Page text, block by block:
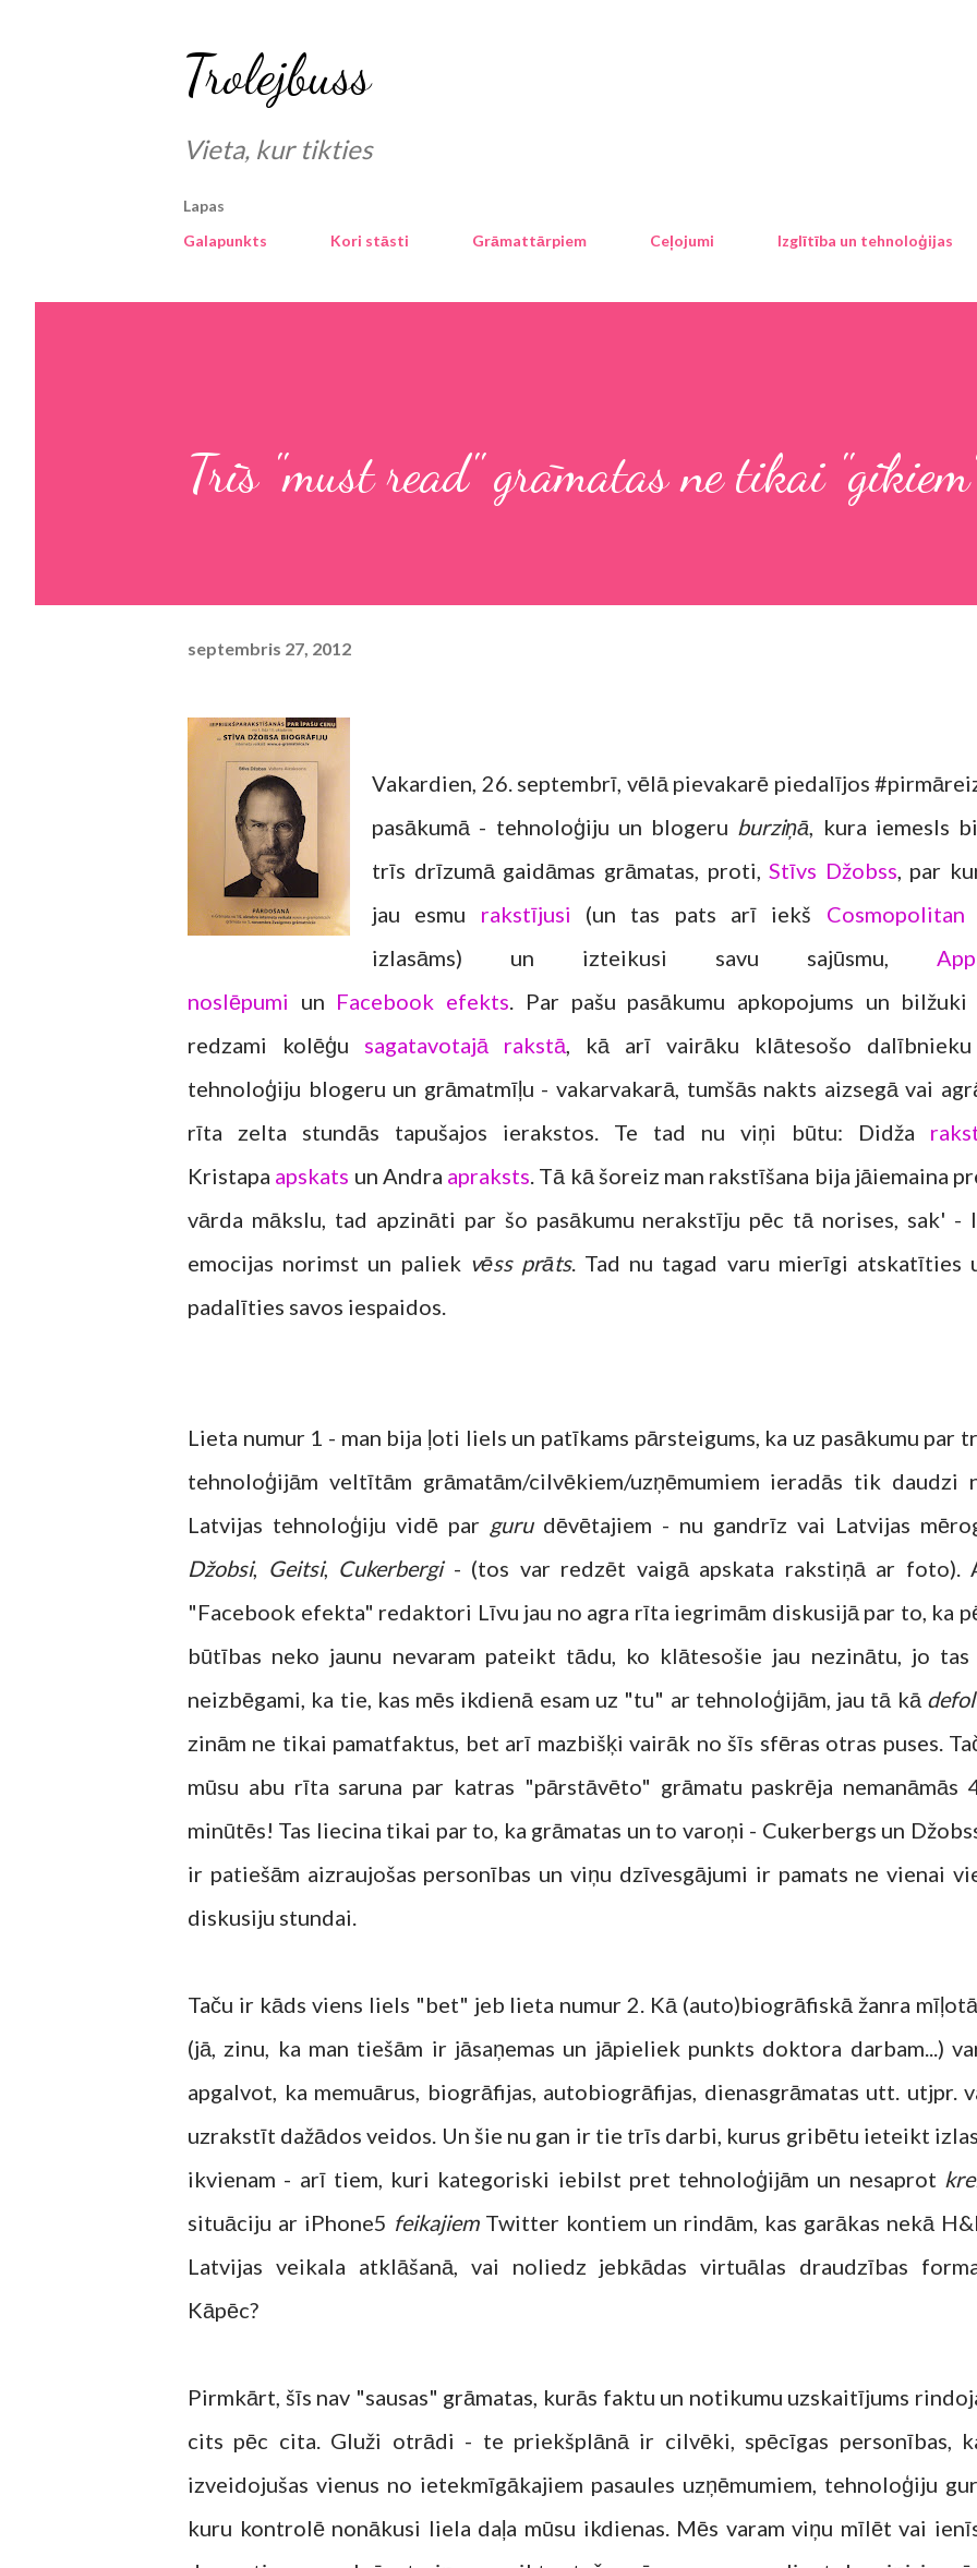
Trolejbuss
Vieta, kur tikties
Lapas
Galapunkts
Kori stāsti Grāmattārpiem Ceļojumi Izglītība un tehnoloģijas
Trīs "must read" grāmatas ne tikai
septembris 27, 2012
Vakardien, 26. septembrī, vēlā pievakarē piedalījos
pasākumā - tehnoloģiju un blogeru burziņā, kura iemesls
trīs drīzumā gaidāmas grāmatas, proti,Stīvs Džobss, par
jau esmu rakstījusi (un tas pats arī iekš Cosmopolitan
izlasāms) un izteikusi savu sajūsmu,
noslēpumi un Facebook efekts. Par pašu pasākumu apkopojums un
redzami kolēģu sagatavotajā rakstā, kā arī vairāku klātesošo
tehnoloģiju blogeru un grāmatmīļu - vakarvakarā, tumšās nakts aizsegā vai
rīta zelta stundās tapušajos ierakstos. Te tad nu viņi būtu: Didža
Kristapa apskats un Andra apraksts. Tā kā šoreiz man rakstīšana bija jāiemaina
vārda mākslu, tad apzināti par šo pasākumu nerakstīju pēc tā norises, sak' -
emocijas norimst un paliek vēss prāts. Tad nu tagad varu mierīgi atskatīties
padalīties savos iespaidos.
Lieta numur 1 - man bija ļoti liels un patīkams pārsteigums, ka uz pasākumu par
tehnoloģijām veltītām grāmatām/cilvēkiem/uzņēmumiem ieradās tik daudzi
Latvijas tehnoloģiju vidē par gurudēvētajiem - nu gandrīz vai Latvijas
Džobsi, Geitsi, Cukerbergi- (tos var redzēt vaigā apskata rakstiņā ar foto).
"Facebook efekta" redaktori Līvu jau no agra rīta iegrimām diskusijā par to, ka
būtības neko jaunu nevaram pateikt tādu, ko klātesošie jau nezinātu, jo
neizbēgami, ka tie, kas mēs ikdienā esam uz "tu" ar tehnoloģijām, jau tā kā
zinām ne tikai pamatfaktus, bet arī mazbišķi vairāk no šīs sfēras otras puses.
mūsu abu rīta saruna par katras "pārstāvēto" grāmatu paskrēja nemanāmās
minūtēs! Tas liecina tikai par to, ka grāmatas un to varoņi - Cukerbergs un
ir patiešām aizraujošas personības un viņu dzīvesgājumi ir pamats ne vienai
diskusiju stundai.
Taču ir kāds viens liels "bet" jeb lieta numur 2. Kā (auto)biogrāfiskā žanra
(jā, zinu, ka man tiešām ir jāsaņemas un jāpieliek punkts doktora darbam...)
apgalvot, ka memuārus, biogrāfijas, autobiogrāfijas, dienasgrāmatas utt. utjpr.
uzrakstīt dažādos veidos. Un šie nu gan ir tie trīs darbi, kurus gribētu ieteikt
ikvienam - arī tiem, kuri kategoriski iebilst pret tehnoloģijām un nesaprot
situāciju ar iPhone5 feikajiemTwitter kontiem un rindām, kas garākas nekā
Latvijas veikala atklāšanā, vai noliedz jebkādas virtuālas draudzības
Kāpēc?
Pirmkārt, šīs nav "sausas" grāmatas, kurās faktu un notikumu uzskaitījums
cits pēc cita. Gluži otrādi - te priekšplānā ir cilvēki, spēcīgas personības,
izveidojušas vienus no ietekmīgākajiem pasaules uzņēmumiem, tehnoloģiju
kuru kontrolē nonākusi liela daļa mūsu ikdienas. Mēs varam viņu mīlēt vai